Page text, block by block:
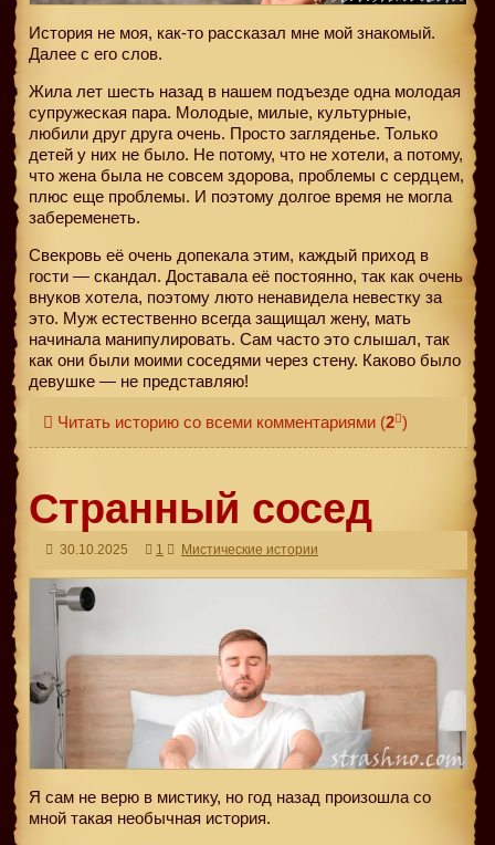
История не моя, как-то рассказал мне мой знакомый.
Далее с его слов.
Жила лет шесть назад в нашем подъезде одна молодая
супружеская пара. Молодые, милые, культурные,
любили друг друга очень. Просто загляденье. Только
детей у них не было. Не потому, что не хотели, а потому,
что жена была не совсем здорова, проблемы с сердцем,
плюс еще проблемы. И поэтому долгое время не могла
забеременеть.
Свекровь её очень допекала этим, каждый приход в
гости — скандал. Доставала её постоянно, так как очень
внуков хотела, поэтому люто ненавидела невестку за
это. Муж естественно всегда защищал жену, мать
начинала манипулировать. Сам часто это слышал, так
как они были моими соседями через стену. Каково было
девушке — не представляю!
Читать историю со всеми комментариями (2 )
Странный сосед
30.10.2025 1 Мистические истории
Я сам не верю в мистику, но год назад произошла со
мной такая необычная история.